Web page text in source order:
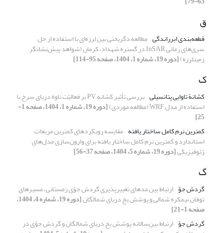
ق
قطعه‌بندی ابرراندگی مطالعه دگریختی بین لرزه‌ای با استفاده از حل
سری‌های زمانی InSAR در گستره شهداد، کرمان (شواهد پیش‌نشانگر
زمینلرزه)[دوره 19، شماره 1، 1404، صفحه 95-114]
ک
کشانة تاوایی پتانسیلی بررسی تأثیر کشانه PV بر فعالیّت ناوة دریای سرخ با
استفاده از مدل WRF (مطالعه موردی) [دوره 19، شماره 1، 1404، صفحه 1-
25]
کمترین نرم کامل ساختار یافته مقایسه رویکردهای کمترین مربعات
استاندارد و کمترین نرم کامل ساختار یافته برای وارون‌سازی مدل‌های
ژئوفیزیکی[دوره 19، شماره 5، 1404، صفحه 37-56]
گ
گردش جوّ ارتباط بین مدهای تغییرپذیری گردش جوّی زمستانی، مسیرهای
توفان نیمکره شمالی و پوشش یخ دریای شمالگان [دوره 19، شماره 4، 1404،
صفحه 1-21]
گردش جوّ ارتباط بین‌سالانه پوشش یخ دریای شمالگان و گردش جوّی در